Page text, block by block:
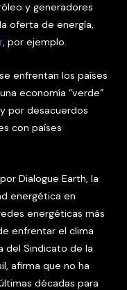
y generadores
oferta de energía,
, por ejemplo.
enfrentan los países
economía “verde”
por desacuerdos
con países
Dialogue Earth, la
energética en
energéticas más
enfrentar el clima
del Sindicato de la
afirma que no ha
décadas para